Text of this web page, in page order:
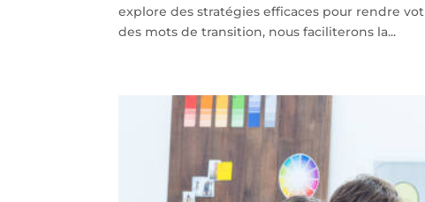
explore des stratégies efficaces pour rendre
des mots de transition, nous faciliterons la...